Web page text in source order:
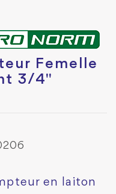
Femelle
3/4"
en laiton